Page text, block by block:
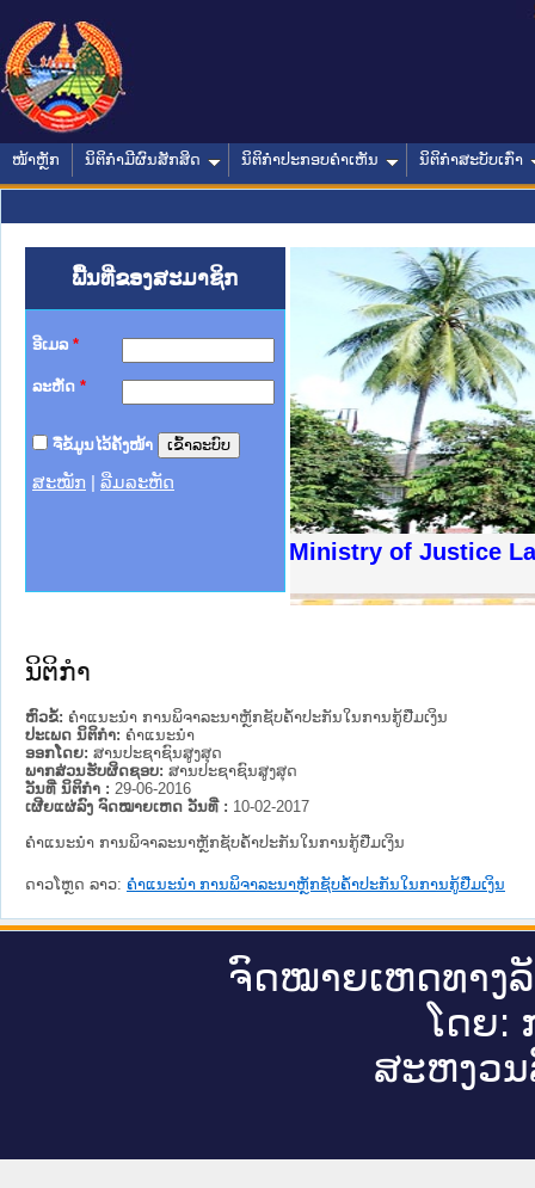
ໜ້າຫຼັກ ນິຕິກໍາມີຜົນສັກສິດ ນິຕິກໍາປະກອບຄໍາເຫັນ ນິຕິກໍາສະບັບເກົ່າ
ພື້ນທີ່ຂອງສະມາຊິກ
ອີເມລ *
ລະຫັດ *
ຈື່ຂໍ້ມູນໄວ້ຄັ້ງໜ້າ
ສະໝັກ ລືມລະຫັດ
Ministry of Justice Lao
າຊົນ ພາກເໜືອ
ການ
ກາງ
ໃຕ້
ຕຳຫຼວດປະຊາຊົນ
ສັນຕິບານປະຊາຊົນ
ກເໜືອ
າຊົນ ພາກກາງ
ນິຕິກໍາ
ຫົວຂໍ້: ຄຳແນະນຳ ການພິຈາລະນາຫຼັກຊັບຄ້ຳປະກັນໃນການກູ້ຢືມເງິນ
ປະເພດ ນິຕິກໍາ: ຄໍາແນະນໍາ
ອອກໂດຍ: ສານປະຊາຊົນສູງສຸດ
ພາກສ່ວນຮັບຜິດຊອບ: ສານປະຊາຊົນສູງສຸດ
ວັນທີ່ ນິຕິກໍາ : 29-06-2016
ເຜີຍແຜ່ລົງ ຈົດໝາຍເຫດ ວັນທີ່ : 10-02-2017
ຄຳແນະນຳ ການພິຈາລະນາຫຼັກຊັບຄ້ຳປະກັນໃນການກູ້ຢືມເງິນ
ດາວໂຫຼດ ລາວ: ຄຳແນະນຳ ການພິຈາລະນາຫຼັກຊັບຄ້ຳປະກັນໃນການກູ້ຢືມເງິນ
ຈົດ​ໝາຍ​ເຫດ​ທາງ​
ໂດຍ:
ສະ​ຫງວນ​